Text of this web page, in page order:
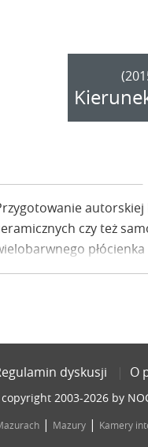
czy też
ręki. Muzeum
dyskusji O
copyright 2003-2026 by
| Mazury | Kamery